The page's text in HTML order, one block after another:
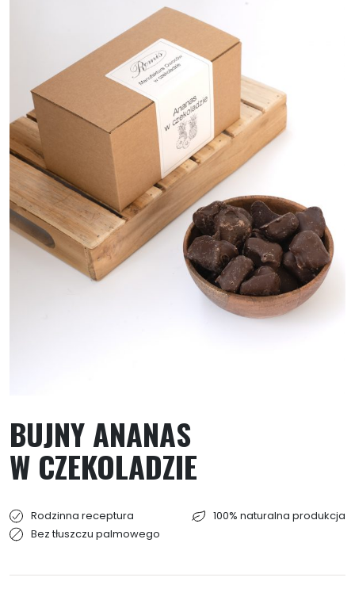
BUJNY ANANAS
W CZEKOLADZIE
Rodzinna receptura
100% naturalna produkcja
Bez tłuszczu palmowego